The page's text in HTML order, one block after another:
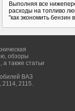
Выполняя все
расходы на топливо
"как экономить
обзоры
также статьи
ВАЗ
2114, 2115.